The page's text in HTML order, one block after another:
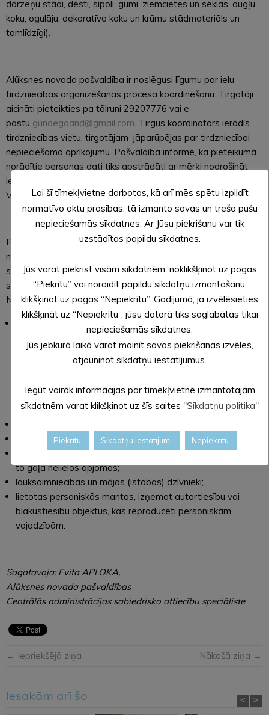
dārzeņu stādi, dēsti, sīpoli, gumi, ziemcietes un sēklas, augļu
koku, ogulāju, dekoratīvo koku un krūmu stādmateriāls un
tamlīdzīgi).
Alūksnes novada pašvaldība ir noslēgusi līgumu par ielu
tirdzniecības organizēšanas procesa koordinēšanu. Tirgotāji
aicināti pieteikties pa tālruni 29207776 vai e-
pastu gundegaand@gmail.com. Tirgus koordinators ierādīs
tirdzniecības vietu, tirgotājam jāparūpējas par tirdzniecībai
nepieciešamo aprīkojumu. Pašvaldība informē, ka pieteikumā
norādītie personas dati tiks apstrādāti ar mērķi nodrošināt
ielu tirdzniecības organizēšanu, t. sk. informācijas nodošanai
Valsts ieņēmumu dienestam.
Pašvaldības nodeva par tirdzniecību iepriekš minētajā vietā
nav jāmaksā fiziskām personām, biedrībām, zemnieku
saimniecībām un lauksaimniecības kooperatīvām
saimniecībām, ja tās tirgojas ar Ministru kabineta noteikumu
Nr. 440 7.1.-7.6. apakšpunktos minētajām precēm:
pašu ražota lauksaimniecības produkcija – augkopības,
lopkopības, biškopības, svaigi zvejas produkti pārtikai;
grieztie ziedi, zari, no tiem gatavoti izstrādājumi, puķu un
dārzeņu stādi, dēsti, sīpoli, gumi, ziemcietes un sēklas;
apstākļos ražoti pārtikas produkti no pašu ražotās
lauksaimniecības produkcijas;
mežu reproduktīvais materiāls;
pašu iegūti svaigi zvejas produkti un medījamie dzīvnieki vai
to gaļa nelielos apjomos;
lauksaimniecības un mājas (istabas) dzīvnieki;
lietotas personiskās mantas, izņemot autortiesību vai
blakustiesību objektus, kas reproducēti personiskām
vajadzībām.
Sagatavoja: Evita APLOKA,
Alūksnes novada pašvaldības
Centrālās administrācijas sabiedrisko attiecību speciāliste
← Iepriekšējā ziņa Nākošā ziņa →
Iesakām arī šo < >
Lai šī tīmekļvietne darbotos, kā arī mēs spētu izpildīt
normatīvo aktu prasības, tā izmanto savas un trešo pušu
nepieciešamās sīkdatnes. Ar Jūsu piekrišanu var tik
uzstādītas papildu sīkdatnes.
Jūs varat piekrist visām sīkdatnēm, noklikšķinot uz pogas
“Piekrītu” vai noraidīt papildu sīkdatņu izmantošanu,
klikšķinot uz pogas “Nepiekrītu”. Gadījumā, ja izvēlēsieties
klikšķināt uz “Nepiekrītu”, jūsu datorā tiks saglabātas tikai
nepieciešamās sīkdatnes.
Jūs jebkurā laikā varat mainīt savas piekrišanas izvēles,
atjauninot sīkdatņu iestatījumus.
Iegūt vairāk informācijas par tīmekļvietnē izmantotajām
sīkdatnēm varat klikšķinot uz šīs saites "Sīkdatņu politika"
Piekrītu Sīkdatņu iestatījumi Nepiekrītu